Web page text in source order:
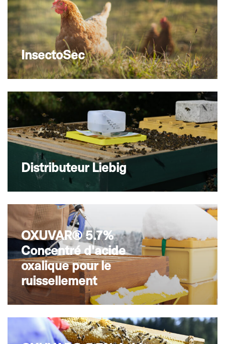
InsectoSec
Distributeur Liebig
OXUVAR® 5.7%
Concentré d'acide
oxalique pour le
ruissellement